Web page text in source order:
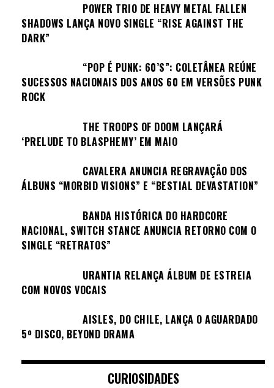
POWER TRIO DE HEAVY METAL FALLEN
SHADOWS LANÇA NOVO SINGLE “RISE AGAINST THE
DARK”
“POP É PUNK: 60’S”: COLETÂNEA REÚNE
SUCESSOS NACIONAIS DOS ANOS 60 EM VERSÕES PUNK
ROCK
THE TROOPS OF DOOM LANÇARÁ
‘PRELUDE TO BLASPHEMY’ EM MAIO
CAVALERA ANUNCIA REGRAVAÇÃO DOS
ÁLBUNS “MORBID VISIONS” E “BESTIAL DEVASTATION”
BANDA HISTÓRICA DO HARDCORE
NACIONAL, SWITCH STANCE ANUNCIA RETORNO COM O
SINGLE “RETRATOS”
URANTIA RELANÇA ÁLBUM DE ESTREIA
COM NOVOS VOCAIS
AISLES, DO CHILE, LANÇA O AGUARDADO
5º DISCO, BEYOND DRAMA
CURIOSIDADES